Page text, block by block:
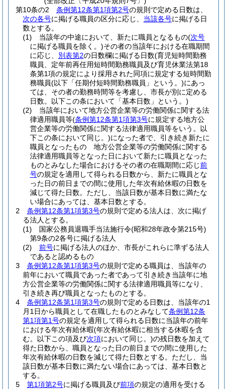
第10条の2
条例第12条第1項第2号の規則で定める日数は、
次の各号に掲げる職員の区分に応じ、 当該各号に掲げる日
数とする。
(1)
当該年の中途において、新たに職員となるもの(次号
に掲げる職員を除く。)その者の当該年における在職期間
に応じ、 別表第2の日数欄に掲げる日数(育児短時間勤務
職員、定年前再任用短時間勤務職員及び育児休業法第18
条第1項の規定により採用された同項に規定する短時間勤
務職員(以下「任期付短時間勤務職員」という。)にあっ
ては、その者の勤務時間等を考慮し、市長が別に定める
日数。以下この条において「基本日数」という。)
(2)
当該年において地方公営企業等の労働関係に関する法
律適用職員等(条例第12条第1項第3号に規定する地方公
営企業等の労働関係に関する法律適用職員等をいう。以
下この条において同じ。)になった者で、引き続き新たに
職員となったもの 地方公営企業等の労働関係に関する
法律適用職員等となった日において新たに職員となった
ものとみなした場合におけるその者の在職期間に応じ前
号の規定を適用して得られる日数から、新たに職員とな
った日の前日までの間に使用した年次有給休暇の日数を
減じて得た日数。 ただし、当該日数が基本日数に満たな
い場合にあっては、基本日数とする。
2
条例第12条第1項第3号の規則で定める法人は、次に掲げ
る法人とする。
(1)
国家公務員退職手当法施行令(昭和28年政令第215号)
第9条の2各号に掲げる法人
(2)
前号に掲げる法人のほか、市長がこれらに準ずる法人
であると認めるもの
3
条例第12条第1項第3号の規則で定める職員は、当該年の
前年において職員であった者であって引き続き当該年に地
方公営企業等の労働関係に関する法律適用職員等になり、
引き続き再び職員となったものとする。
4
条例第12条第1項第3号の規則で定める日数は、当該年の1
月1日から職員として在職したものとみなして条例第12条
第1項第1号の規定を適用して得られる日数に当該年の前年
における年次有給休暇(年次有給休暇に相当する休暇を含
む。以下この項及び次項において同じ。)の残日数を加えて
得た日数から、職員となった日の前日までの間に使用した
年次有給休暇の日数を減じて得た日数とする。 ただし、当
該日数が基本日数に満たない場合にあっては、基本日数と
する。
5
第1項第2号に掲げる職員及び前項の規定の適用を受ける